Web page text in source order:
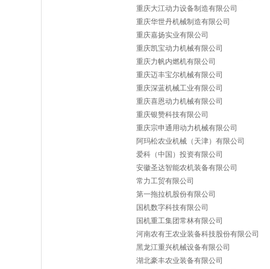
重庆大江动力设备制造有限公司
重庆华世丹机械制造有限公司
重庆嘉扬实业有限公司
重庆凯宝动力机械有限公司
重庆力帆内燃机有限公司
重庆迈丰宝尔机械有限公司
重庆深蓝机械工业有限公司
重庆喜恩动力机械有限公司
重庆银赞科技有限公司
重庆宗申通用动力机械有限公司
阿玛松农业机械（天津）有限公司
爱科（中国）投资有限公司
安徽圣达智能农机装备有限公司
常力工贸有限公司
第一拖拉机股份有限公司
国机数字科技有限公司
国机重工集团常林有限公司
河南农有王农业装备科技股份有限公司
黑龙江重兴机械设备有限公司
湖北豪丰农业装备有限公司